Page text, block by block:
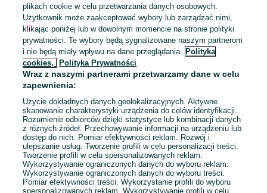
Praca w biurze podróży TUI Galeria Klif
Gdynia
TUI Poland Dystrybucja
Gdynia
, Orłowo
Pełny etat
Umowa o pracę
Odpowiednie doświadczenie zawodowe
System wynagrodzeń: Podstawa + prowizja
Dyspozycyjność: Praca zmianowa
Samochód służbowy: Nie
+ 2 inne
Odświeżono dnia 31 lipca 2026
plikach cookie w celu przetwarzania danych osobowych.
Użytkownik może zaakceptować wybory lub zarządzać nimi,
klikając poniżej lub w dowolnym momencie na stronie polityki
prywatności. Te wybory będą sygnalizowane naszym partnerom
i nie będą miały wpływu na dane przeglądania. Polityka
cookies,
Polityka Prywatności
Wraz z naszymi partnerami przetwarzamy dane w celu
zapewnienia:
Użycie dokładnych danych geolokalizacyjnych. Aktywne
skanowanie charakterystyki urządzenia do celów identyfikacji.
Rozumienie odbiorców dzięki statystyce lub kombinacji danych
z różnych źródeł. Przechowywanie informacji na urządzeniu lub
dostęp do nich. Pomiar efektywności reklam. Rozwój i
ulepszanie usług. Tworzenie profili w celu personalizacji treści.
Tworzenie profili w celu spersonalizowanych reklam.
Wykorzystywanie ograniczonych danych do wyboru reklam.
Wykorzystywanie ograniczonych danych do wyboru treści.
Pomiar efektywności treści. Wykorzystanie profili do wyboru
spersonalizowanych reklam. Wykorzystywanie profili w celu